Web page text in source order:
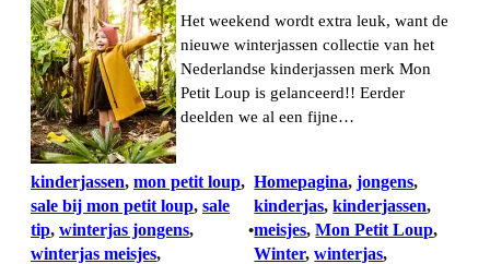
Het weekend wordt extra leuk, want de
nieuwe winterjassen collectie van het
Nederlandse kinderjassen merk Mon
Petit Loup is gelanceerd!! Eerder
deelden we al een fijne…
kinderjassen, mon petit loup
sale bij mon petit loup, sale
tip, winterjas jongens
winterjas meisjes
•
Homepagina, jongens
kinderjas, kinderjassen
meisjes, Mon Petit Loup
Winter, winterjas